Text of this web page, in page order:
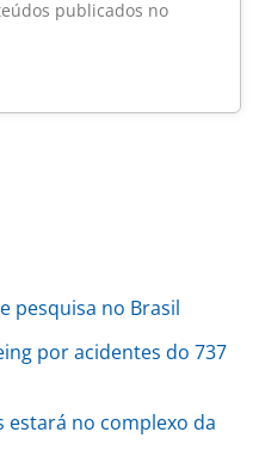
publicados no
pesquisa no Brasil
por acidentes do 737
no complexo da